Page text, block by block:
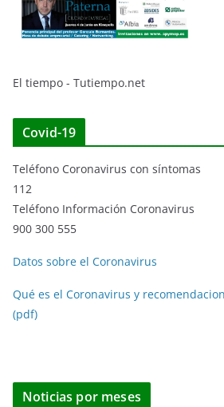
El tiempo - Tutiempo.net
Covid-19
Teléfono Coronavirus con síntomas
112
Teléfono Información Coronavirus
900 300 555
Datos sobre el Coronavirus
Qué es el Coronavirus y
(pdf)
Noticias por meses